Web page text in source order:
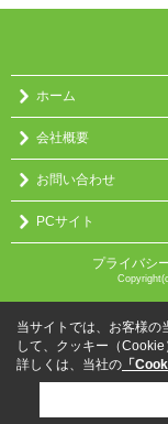
ホーム
会社概要
お問い合わせ
PCサイト
プライバシ
当サイトでは、お客様の
して、クッキー（Cookie
詳しくは、当社の 「